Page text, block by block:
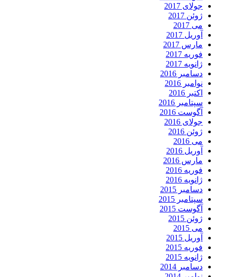
جولای 2017
ژوئن 2017
می 2017
آوریل 2017
مارس 2017
فوریه 2017
ژانویه 2017
دسامبر 2016
نوامبر 2016
اکتبر 2016
سپتامبر 2016
آگوست 2016
جولای 2016
ژوئن 2016
می 2016
آوریل 2016
مارس 2016
فوریه 2016
ژانویه 2016
دسامبر 2015
سپتامبر 2015
آگوست 2015
ژوئن 2015
می 2015
آوریل 2015
فوریه 2015
ژانویه 2015
دسامبر 2014